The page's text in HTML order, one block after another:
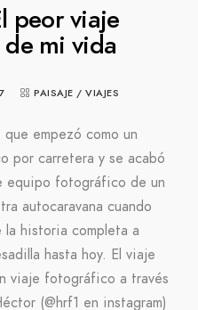
peor viaje
mi vida
PAISAJE /VIAJES
empezó como un
por carretera y se acabó
equipo fotográfico de un
autocaravana cuando
la historia completa a
hasta hoy. El viaje
viaje fotográfico a través
(@hrf1 en instagram)